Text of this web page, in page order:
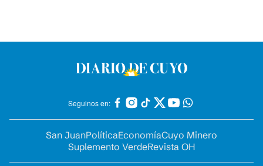
Seguinos en:
San JuanPolíticaEconomíaCuyo Minero
Suplemento VerdeRevista OH